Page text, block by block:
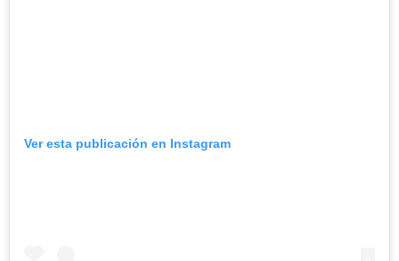
Ver esta publicación en Instagram